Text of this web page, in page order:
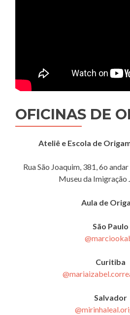
OFICINAS DE
Ateliê e Escola de
Rua São Joaquim, 381, 6o
Museu da Imigração
Aula de
São Paulo
Curitiba
Salvador